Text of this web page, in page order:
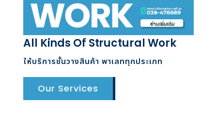
All Kinds Of Structural Work
ให้บริการชั้นวางสินค้า พาเลททุกประเภท
Our Services